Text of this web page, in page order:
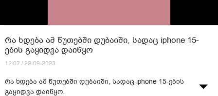
რა ხდება ამ წუთებში დუბაიში, სადაც iphone 15-
ების გაყიდვა დაიწყო
12:07 / 22-09-2023
რა ხდება ამ წუთებში დუბაიში, სადაც iphone 15-ების
გაყიდვა დაიწყო.